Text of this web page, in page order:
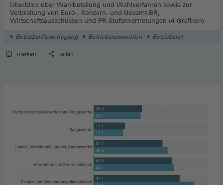
Überblick über Wahlbeteilung und Wahlverfahren sowie zur
Verbreitung von Euro-, Konzern- und Gesamt-BR,
Wirtschaftsausschüssen und PR-Stufenvertretungen (4 Grafiken)
Betriebsrätebefragung Betriebsratswahlen Betriebsrat
merken teilen